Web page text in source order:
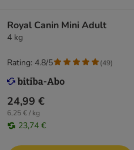
Royal Canin Mini Adult
4 kg
24,99 €
6,25 € / kg
23,74 €
Rating: 4.8/5 (49)